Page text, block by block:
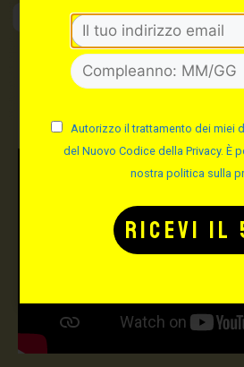
Max
Autorizzo il trattamento dei miei
del Nuovo Codice della Privacy. È
nostra politica sulla